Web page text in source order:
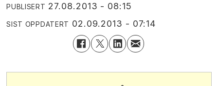
PUBLISERT 27.08.2013 - 08:15
SIST OPPDATERT 02.09.2013 - 07:14